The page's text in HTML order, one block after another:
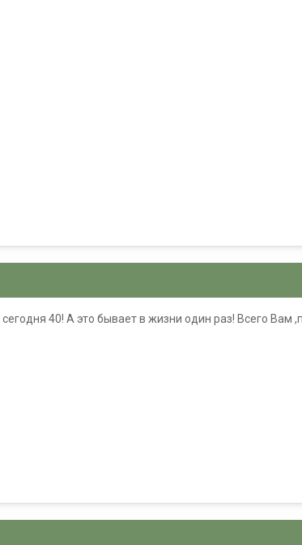
40! А это бывает в жизни один раз! Всего Вам